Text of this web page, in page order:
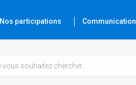
Nos participations Communication